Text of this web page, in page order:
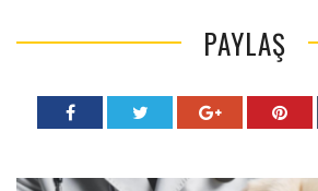
PAYLAŞ